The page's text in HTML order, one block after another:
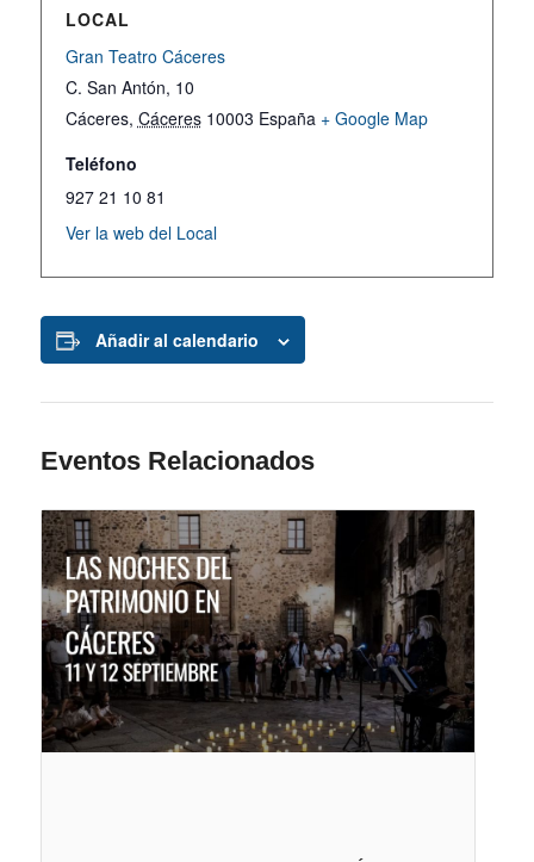
LOCAL
Gran Teatro Cáceres
C. San Antón, 10
Cáceres, Cáceres 10003 España + Google Map
Teléfono
927 21 10 81
Ver la web del Local
Añadir al calendario
Eventos Relacionados